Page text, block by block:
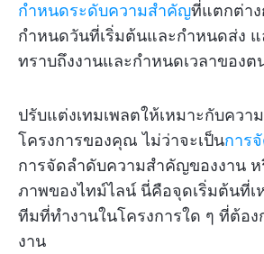
กำหนดระดับความสำคัญที่แตกต่า
กำหนดวันที่เริ่มต้นและกำหนดส่ง
ทราบถึงงานและกำหนดเวลาของต
ปรับแต่งเทมเพลตให้เหมาะกับควา
โครงการของคุณ ไม่ว่าจะเป็นการ
การจัดลำดับความสำคัญของงาน ห
ภาพของไทม์ไลน์ นี่คือจุดเริ่มต้นที่เ
ทีมที่ทำงานในโครงการใด ๆ ที่ต้อง
งาน